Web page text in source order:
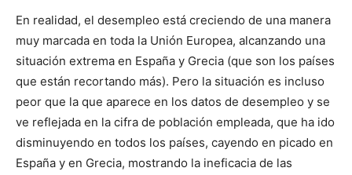
En realidad, el desempleo está creciendo de una manera
muy marcada en toda la Unión Europea, alcanzando una
situación extrema en España y Grecia (que son los países
que están recortando más). Pero la situación es incluso
peor que la que aparece en los datos de desempleo y se
ve reflejada en la cifra de población empleada, que ha ido
disminuyendo en todos los países, cayendo en picado en
España y en Grecia, mostrando la ineficacia de las